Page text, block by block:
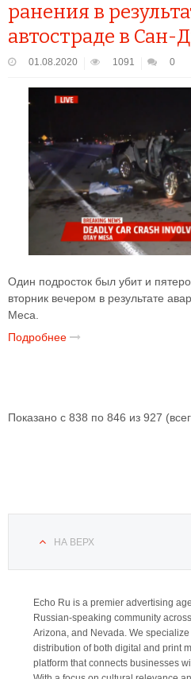
ранения в
автостраде в Сан-
01.08.2020 1091 0
Один подросток был убит и
вторник вечером в результате
Меса.
Подробнее
Показано с 838 по 846 из 927
НА ВЕРХ
Echo Ru is a premier advertising
Russian-speaking community
Arizona, and Nevada. We
distribution of both digital and print
platform that connects businesses